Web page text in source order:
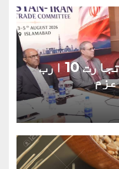
پاک ایران دوطرفہ تجارت 10 ارب